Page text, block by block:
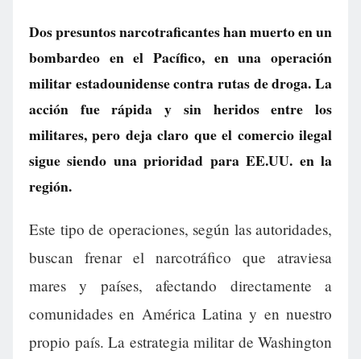
Dos presuntos narcotraficantes han muerto en un
bombardeo en el Pacífico, en una operación
militar estadounidense contra rutas de droga. La
acción fue rápida y sin heridos entre los
militares, pero deja claro que el comercio ilegal
sigue siendo una prioridad para EE.UU. en la
región.
Este tipo de operaciones, según las autoridades,
buscan frenar el narcotráfico que atraviesa
mares y países, afectando directamente a
comunidades en América Latina y en nuestro
propio país. La estrategia militar de Washington